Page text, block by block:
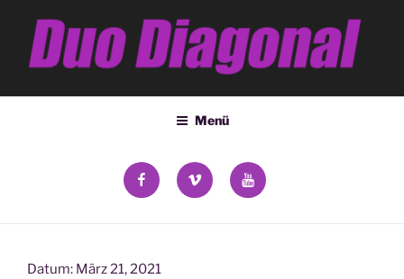
Inhalt
springen
DUO DIAGONAL
Menü
facebookvimeo YouTube
Datum: März 21, 2021